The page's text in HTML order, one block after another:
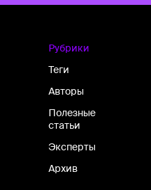
Рубрики
Теги
Авторы
Полезные
статьи
Эксперты
Архив